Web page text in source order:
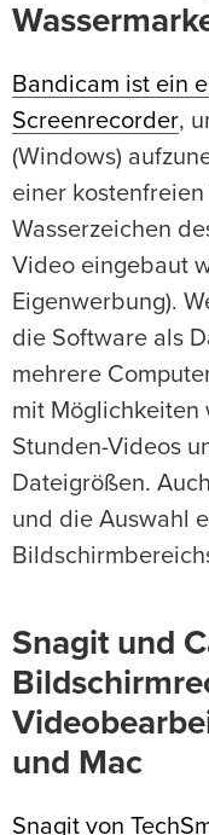
Bandicam ist ein
Screenrecorder,
(Windows)
einer
Wasserzeichen
Video eingebaut
Eigenwerbung).
die Software als
mehrere
mit Möglichkeiten
Stunden-Videos
Dateigrößen.
und die Auswahl
Snagit und
und Mac
Snagit von